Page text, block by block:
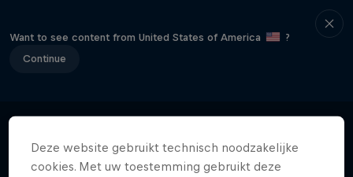
Want to see content from United States of America
?
Continue
Deze website gebruikt technisch noodzakelijke
cookies. Met uw toestemming gebruikt deze